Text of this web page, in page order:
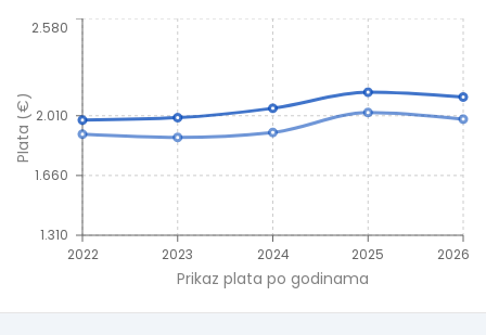
2022 2023 2024 2025 2026
Prikaz plata po godinama
1.310
1.660
2.010
2.580
Plata (€)